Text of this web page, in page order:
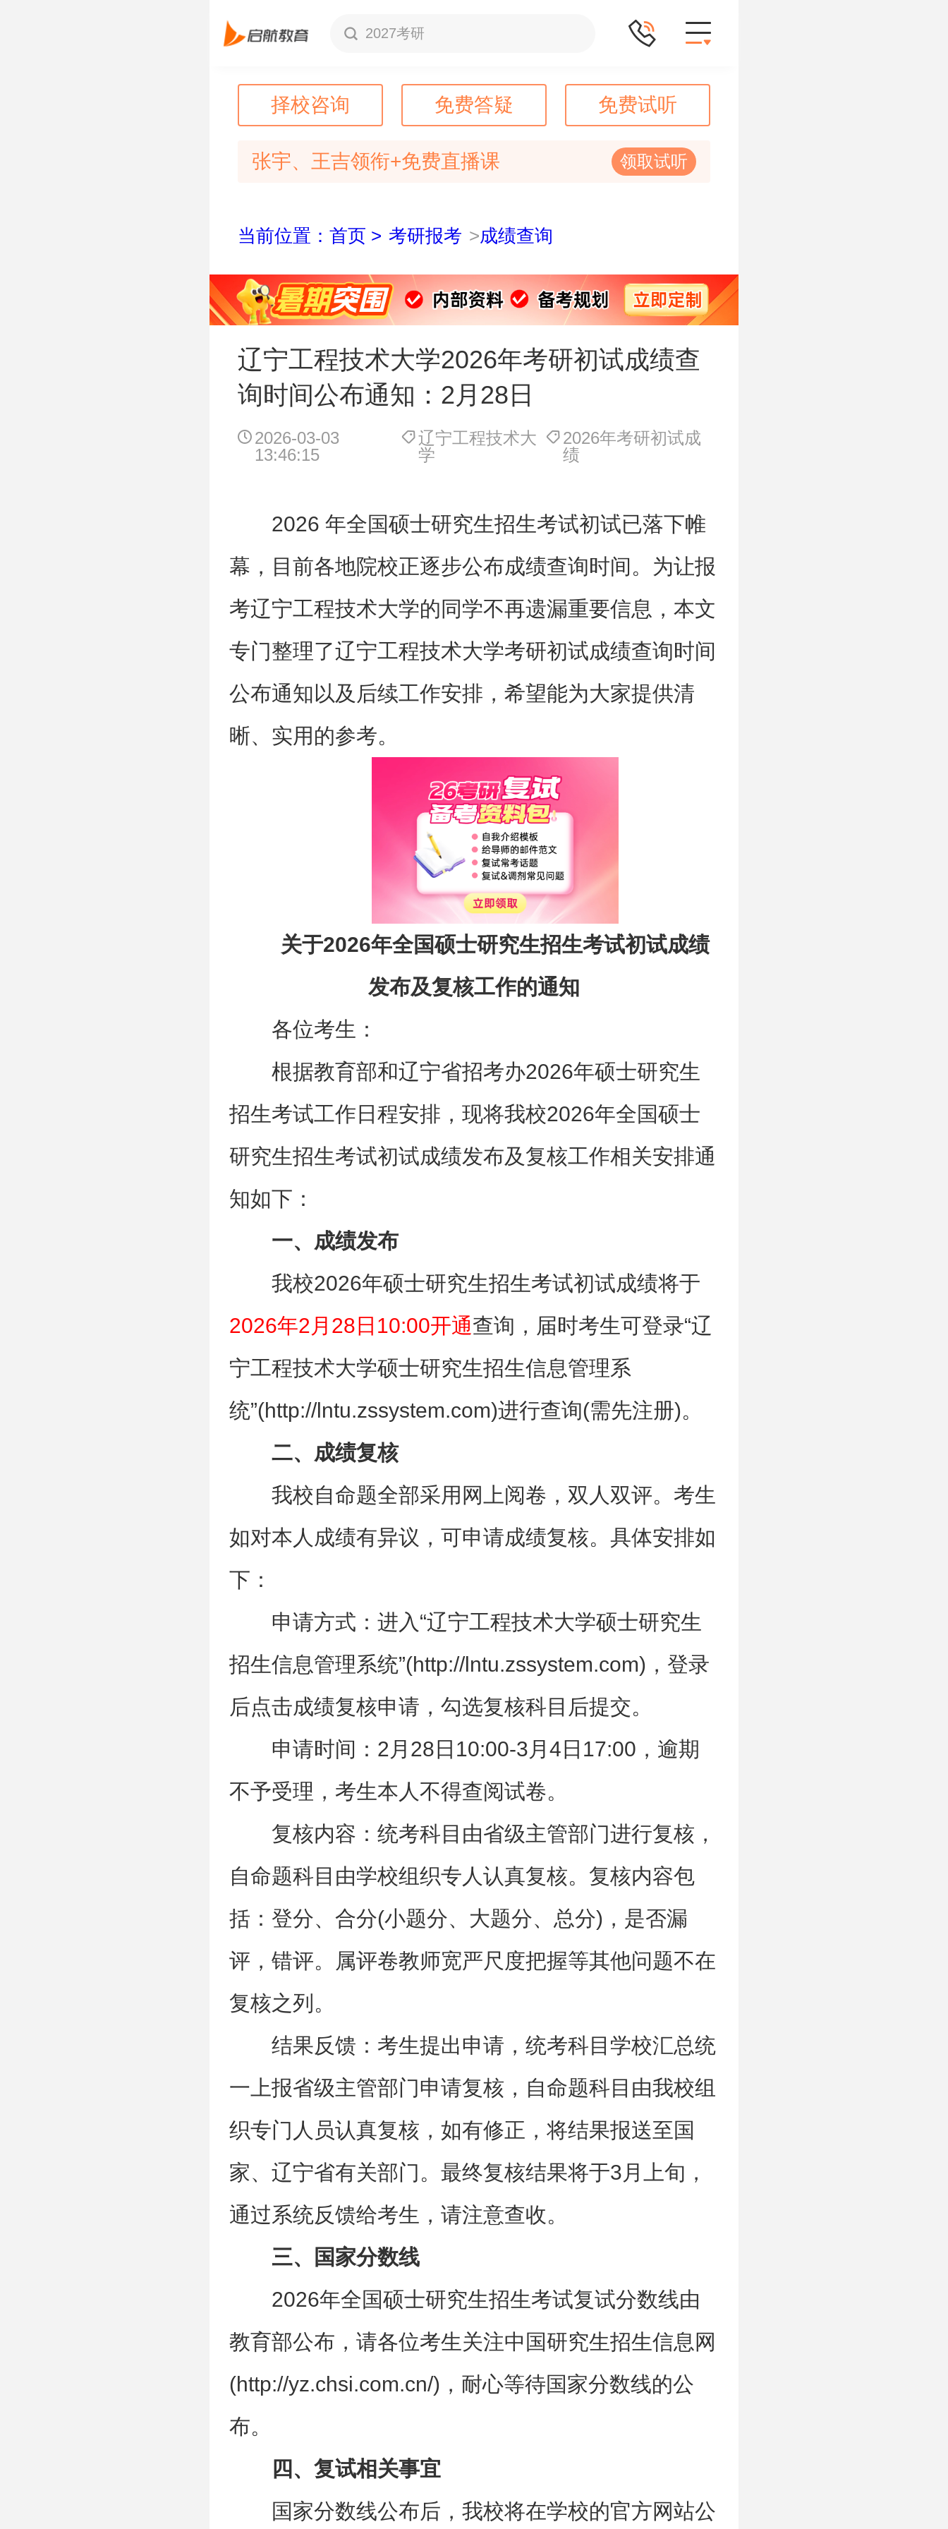
2027考研
择校咨询 免费答疑 免费试听
张宇、王吉领衔+免费直播课 领取试听
当前位置：首页 > 考研报考 >成绩查询
辽宁工程技术大学2026年考研初试成绩查
询时间公布通知：2月28日
2026-03-03
13:46:15
辽宁工程技术大
学
2026年考研初试成
绩
2026 年全国硕士研究生招生考试初试已落下帷
幕，目前各地院校正逐步公布成绩查询时间。为让报
考辽宁工程技术大学的同学不再遗漏重要信息，本文
专门整理了辽宁工程技术大学考研初试成绩查询时间
公布通知以及后续工作安排，希望能为大家提供清
晰、实用的参考。
关于2026年全国硕士研究生招生考试初试成绩
发布及复核工作的通知
各位考生：
根据教育部和辽宁省招考办2026年硕士研究生
招生考试工作日程安排，现将我校2026年全国硕士
研究生招生考试初试成绩发布及复核工作相关安排通
知如下：
一、成绩发布
我校2026年硕士研究生招生考试初试成绩将于
2026年2月28日10:00开通查询，届时考生可登录“辽
宁工程技术大学硕士研究生招生信息管理系
统”(http://lntu.zssystem.com)进行查询(需先注册)。
二、成绩复核
我校自命题全部采用网上阅卷，双人双评。考生
如对本人成绩有异议，可申请成绩复核。具体安排如
下：
申请方式：进入“辽宁工程技术大学硕士研究生
招生信息管理系统”(http://lntu.zssystem.com)，登录
后点击成绩复核申请，勾选复核科目后提交。
申请时间：2月28日10:00-3月4日17:00，逾期
不予受理，考生本人不得查阅试卷。
复核内容：统考科目由省级主管部门进行复核，
自命题科目由学校组织专人认真复核。复核内容包
括：登分、合分(小题分、大题分、总分)，是否漏
评，错评。属评卷教师宽严尺度把握等其他问题不在
复核之列。
结果反馈：考生提出申请，统考科目学校汇总统
一上报省级主管部门申请复核，自命题科目由我校组
织专门人员认真复核，如有修正，将结果报送至国
家、辽宁省有关部门。最终复核结果将于3月上旬，
通过系统反馈给考生，请注意查收。
三、国家分数线
2026年全国硕士研究生招生考试复试分数线由
教育部公布，请各位考生关注中国研究生招生信息网
(http://yz.chsi.com.cn/)，耐心等待国家分数线的公
布。
四、复试相关事宜
国家分数线公布后，我校将在学校的官方网站公